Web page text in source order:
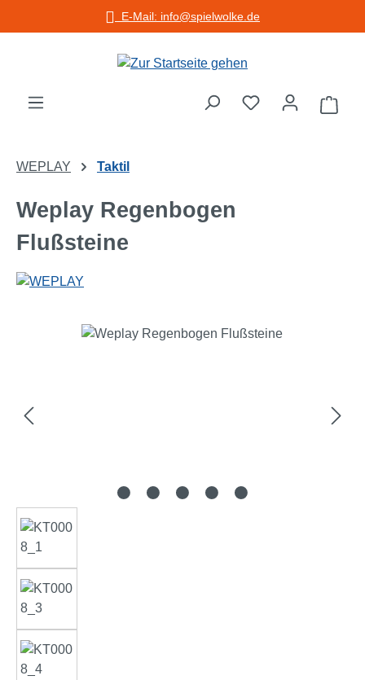
Zum Hauptinhalt springenE-Mail: info@spielwolke.de
WEPLAY Taktil
Weplay Regenbogen
Flußsteine